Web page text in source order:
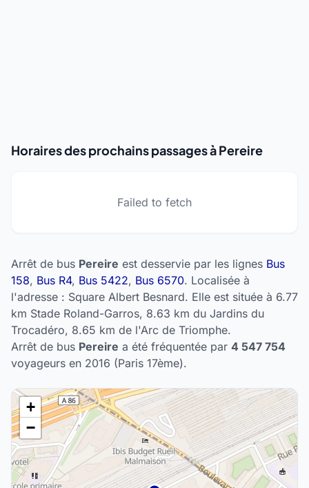
Horaires des prochains passages à Pereire
Failed to fetch
Arrêt de bus Pereire est desservie par les lignes Bus
158, Bus R4, Bus 5422, Bus 6570. Localisée à
l'adresse : Square Albert Besnard. Elle est située à 6.77
km Stade Roland-Garros, 8.63 km du Jardins du
Trocadéro, 8.65 km de l'Arc de Triomphe.
Arrêt de bus Pereire a été fréquentée par 4 547 754
voyageurs en 2016 (Paris 17ème).
+
−